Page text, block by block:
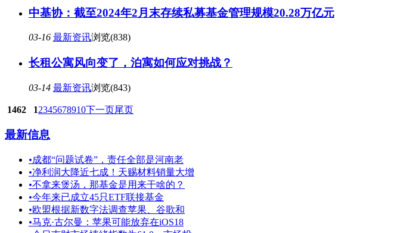
中基协：截至2024年2月末存续私募基金管理规模20.28万亿元
03-16 最新资讯浏览(838)
长租公寓风向变了，泊寓如何应对挑战？
03-14 最新资讯浏览(843)
1462 12345678910下一页尾页
最新信息
•成都“问题试卷”，责任全部是河南老
•净利润大降近七成！天赐材料销量大增
•不拿来煲汤，那基金是用来干啥的？
•今年来已成立45只ETF联接基金
•欧盟根据新数字法调查苹果、谷歌和
•马克·古尔曼：苹果可能放弃在iOS18